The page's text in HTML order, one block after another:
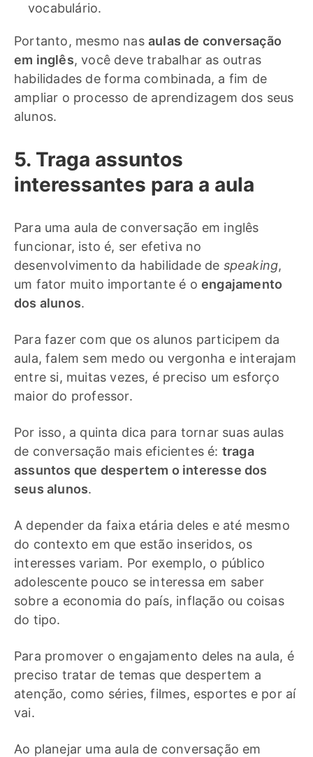
vocabulário.
Portanto, mesmo nas aulas de conversação
em inglês, você deve trabalhar as outras
habilidades de forma combinada, a fim de
ampliar o processo de aprendizagem dos seus
alunos.
5. Traga assuntos
interessantes para a aula
Para uma aula de conversação em inglês
funcionar, isto é, ser efetiva no
desenvolvimento da habilidade de speaking,
um fator muito importante é o engajamento
dos alunos.
Para fazer com que os alunos participem da
aula, falem sem medo ou vergonha e interajam
entre si, muitas vezes, é preciso um esforço
maior do professor.
Por isso, a quinta dica para tornar suas aulas
de conversação mais eficientes é: traga
assuntos que despertem o interesse dos
seus alunos.
A depender da faixa etária deles e até mesmo
do contexto em que estão inseridos, os
interesses variam. Por exemplo, o público
adolescente pouco se interessa em saber
sobre a economia do país, inflação ou coisas
do tipo.
Para promover o engajamento deles na aula, é
preciso tratar de temas que despertem a
atenção, como séries, filmes, esportes e por aí
vai.
Ao planejar uma aula de conversação em